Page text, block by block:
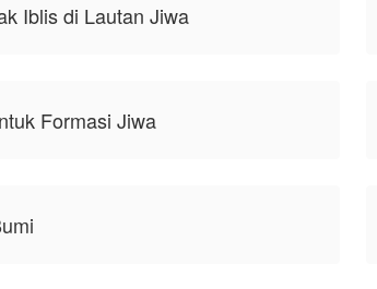
Iblis di Lautan Jiwa
Formasi Jiwa